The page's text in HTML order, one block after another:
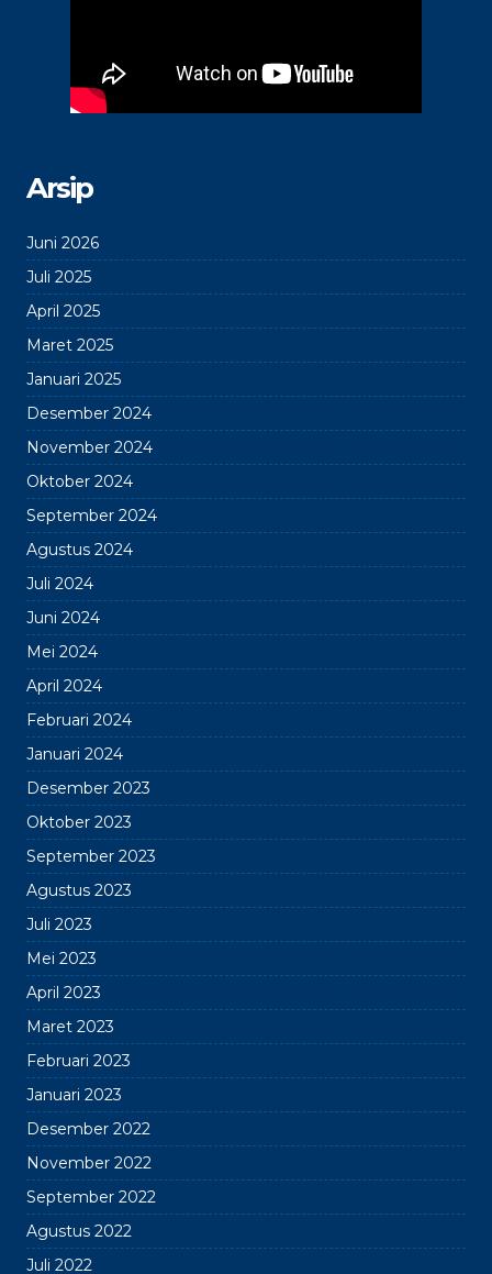
Arsip
Juni 2026
Juli 2025
April 2025
Maret 2025
Januari 2025
Desember 2024
November 2024
Oktober 2024
September 2024
Agustus 2024
Juli 2024
Juni 2024
Mei 2024
April 2024
Februari 2024
Januari 2024
Desember 2023
Oktober 2023
September 2023
Agustus 2023
Juli 2023
Mei 2023
April 2023
Maret 2023
Februari 2023
Januari 2023
Desember 2022
November 2022
September 2022
Agustus 2022
Juli 2022